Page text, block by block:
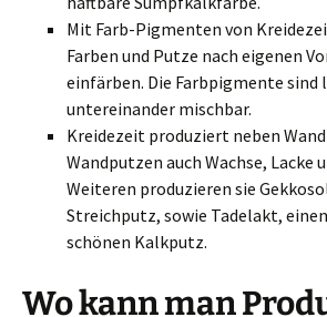
Mit Farb-Pigmenten von
Farben und Putze nach eigenen
einfärben. Die Farbpigmente sind
untereinander mischbar.
Kreidezeit produziert neben
Wandputzen auch Wachse, Lacke
Weiteren produzieren sie
Streichputz, sowie Tadelakt,
schönen Kalkputz.
Wo kann man